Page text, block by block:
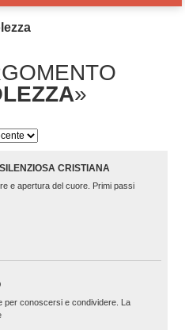
»
CRISTIANA
e apertura del cuore. Primi passi
per conoscersi e condividere. La